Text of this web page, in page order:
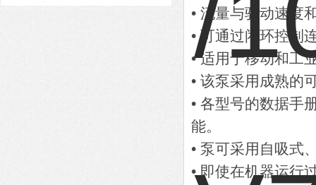
• 流量与驱动速度
• 可通过闭环控制
• 适用于移动和工
• 该泵采用成熟的
• 各型号的数据手
能。
• 泵可采用自吸式
• 即使在机器运行